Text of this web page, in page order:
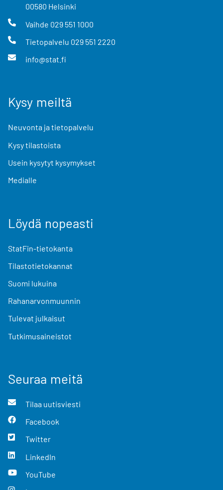
00580 Helsinki
Vaihde 029 551 1000
Tietopalvelu 029 551 2220
info@stat.fi
Kysy meiltä
Neuvonta ja tietopalvelu
Kysy tilastoista
Usein kysytyt kysymykset
Medialle
Löydä nopeasti
StatFin-tietokanta
Tilastotietokannat
Suomi lukuina
Rahanarvonmuunnin
Tulevat julkaisut
Tutkimusaineistot
Seuraa meitä
Tilaa uutisviesti
Facebook
Twitter
LinkedIn
YouTube